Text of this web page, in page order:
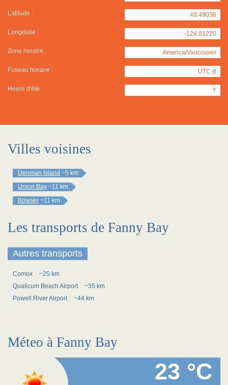
Latitude : 49.49038
Longitude : -124.81220
Zone horaire : America/Vancouver
Fuseau horaire : UTC-8
Heure d'été : Y
Villes voisines
Denman Island ~5 km
Union Bay ~11 km
Bowser ~11 km
Les transports de Fanny Bay
Autres transports
Comox
~25 km
Qualicum Beach Airport
~35 km
Powell River Airport
~44 km
Méteo à Fanny Bay
23 °C